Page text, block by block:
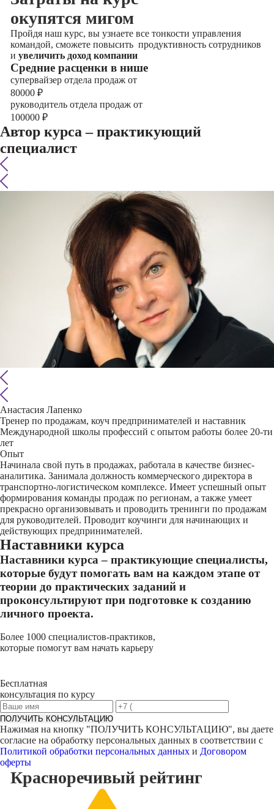
окупятся мигом
Пройдя наш курс, вы узнаете все тонкости управления
командой, сможете повысить продуктивность сотрудников
и увеличить доход компании
Cредние расценки в нише
супервайзер отдела продаж от
80000 ₽
руководитель отдела продаж от
100000 ₽
Автор курса – практикующий
специалист
Анастасия Лапенко
Тренер по продажам, коуч предпринимателей и наставник
Международной школы профессий с опытом работы более 20-ти
лет
Опыт
Начинала свой путь в продажах, работала в качестве бизнес-
аналитика. Занимала должность коммерческого директора в
транспортно-логистическом комплексе. Имеет успешный опыт
формирования команды продаж по регионам, а также умеет
прекрасно организовывать и проводить тренинги по продажам
для руководителей. Проводит коучинги для начинающих и
действующих предпринимателей.
Наставники курса
Наставники курса – практикующие специалисты,
которые будут помогать вам на каждом этапе от
теории до практических заданий и
проконсультируют при подготовке к созданию
личного проекта.
Более 1000 специалистов-практиков,
которые помогут вам начать карьеру
Бесплатная
консультация по курсу
ПОЛУЧИТЬ КОНСУЛЬТАЦИЮ
Нажимая на кнопку "ПОЛУЧИТЬ КОНСУЛЬТАЦИЮ", вы даете
согласие на обработку персональных данных в соответствии с
Политикой обработки персональных данных и Договором
оферты
Красноречивый рейтинг